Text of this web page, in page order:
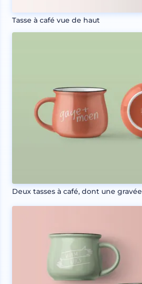
Tasse à café vue de haut
Deux tasses à café, dont une gravée